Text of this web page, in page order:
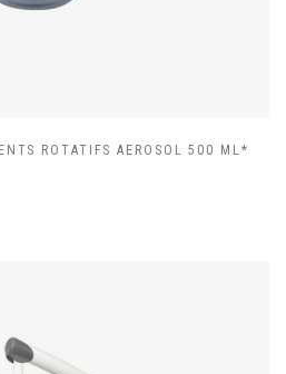
ROTATIFS AEROSOL 500 ML*